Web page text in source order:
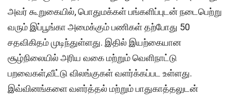
அவர் கூறுகையில், பொதுமக்கள் பங்களிப்புடன் நடைபெற்று
வரும் இப்பூங்கா அமைக்கும் பணிகள் தற்போது 50
சதவிகிதம் முடிந்துள்ளது. இதில் இயற்கையான
சூழ்நிலையில் அரிய வகை மற்றும் வெளிநாட்டு
பறவைகள்,வீட்டு விலங்குகள் வளர்க்கப்பட உள்ளது.
இவ்வினங்களை வளர்த்தல் மற்றும் பாதுகாத்தலுடன்